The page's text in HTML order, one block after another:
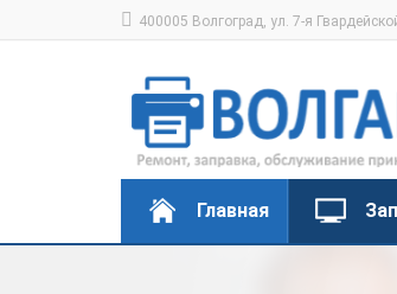
400005 Волгоград, ул. 7-я
Главная